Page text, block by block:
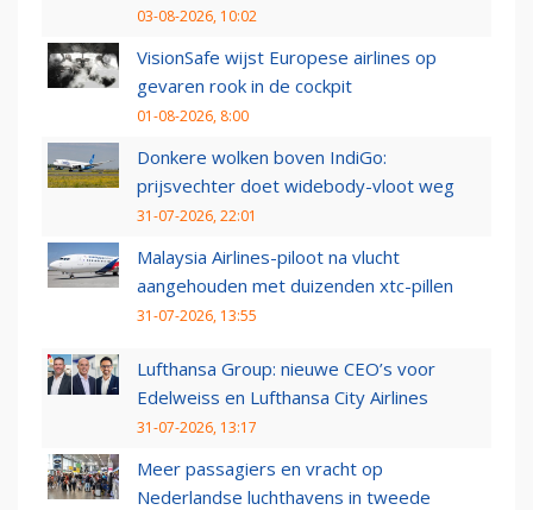
03-08-2026, 10:02
VisionSafe wijst Europese airlines op
gevaren rook in de cockpit
01-08-2026, 8:00
Donkere wolken boven IndiGo:
prijsvechter doet widebody-vloot weg
31-07-2026, 22:01
Malaysia Airlines-piloot na vlucht
aangehouden met duizenden xtc-pillen
31-07-2026, 13:55
Lufthansa Group: nieuwe CEO’s voor
Edelweiss en Lufthansa City Airlines
31-07-2026, 13:17
Meer passagiers en vracht op
Nederlandse luchthavens in tweede